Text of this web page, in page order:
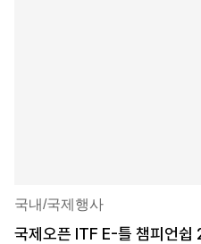
국내/국제행사
국제오픈 ITF E-틀 챔피언쉽